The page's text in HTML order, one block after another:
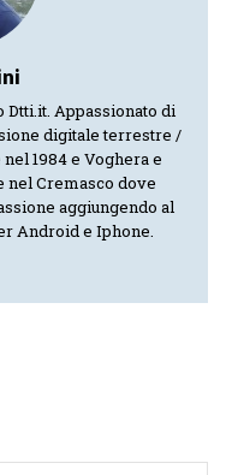
Appassionato di
digitale terrestre /
1984 e Voghera e
nel Cremasco dove
aggiungendo al
Android e Iphone.